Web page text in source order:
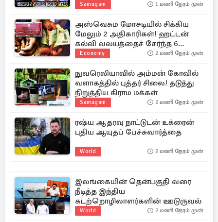
Samugam 1 மணி நேரம் முன்
அஸ்வெசும மோசடியில் சிக்கிய
மேலும் 2 அதிகாரிகள்! ஹட்டன்
கல்வி வலயத்தைச் சேர்ந்த 6
ஆசிரியர்கள் குறித்து விசாரணை
Economy 2 மணி நேரம் முன்
நுவரெலியாவில் அம்மன் கோவில்
வளாகத்தில் புத்தர் சிலை! தடுத்து
நிறுத்திய கிராம மக்கள்
Samugam 2 மணி நேரம் முன்
ரஷ்ய ஆதரவு நாட்டுடன் உக்ரைன்
புதிய ஆயுதப் பேச்சுவார்த்தை
World 2 மணி நேரம் முன்
இலங்கையின் தென்பகுதி வரை
நீடித்த இந்திய
கடற்றொழிலாளர்களின் ஊடுருவல்
World 2 மணி நேரம் முன்